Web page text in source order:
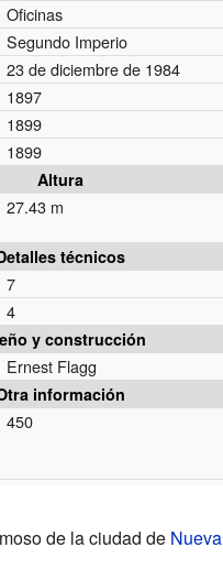
Oficinas
Segundo Imperio
23 de diciembre de 1984
1897
1899
1899
Altura
27.43 m
técnicos
7
4
y construcción
Ernest Flagg
información
450
de la ciudad de Nueva